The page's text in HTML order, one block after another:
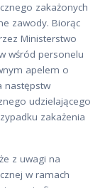
zakażonych
zawody. Biorąc
Ministerstwo
wśród personelu
apelem o
następstw
udzielającego
zakażenia
z uwagi na
w ramach